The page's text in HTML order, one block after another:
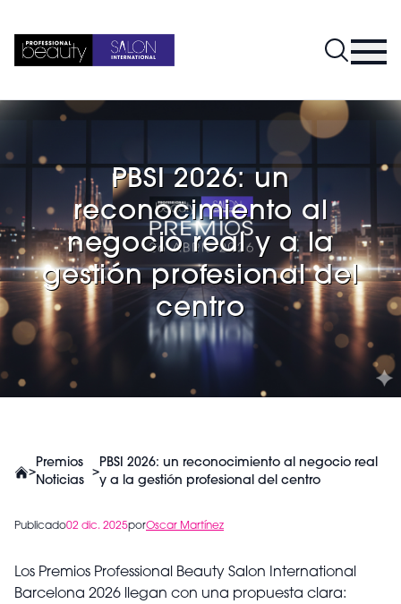
PBSI 2026: un
reconocimiento al
negocio real y a la
gestión profesional del
centro
>
Premios
Noticias
>
PBSI 2026: un reconocimiento al negocio real
y a la gestión profesional del centro
Publicado02 dic. 2025porOscar Martínez
Los Premios Professional Beauty Salon International
Barcelona 2026 llegan con una propuesta clara: